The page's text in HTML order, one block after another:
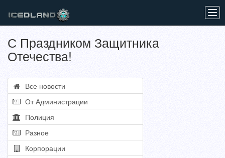
С Праздником Защитника
Отечества!
Все новости
От Администрации
Полиция
Разное
Корпорации